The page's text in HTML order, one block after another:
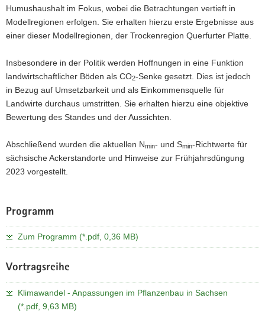
Humushaushalt im Fokus, wobei die Betrachtungen vertieft in
Modellregionen erfolgen. Sie erhalten hierzu erste Ergebnisse aus
einer dieser Modellregionen, der Trockenregion Querfurter Platte.
Insbesondere in der Politik werden Hoffnungen in eine Funktion
landwirtschaftlicher Böden als CO2-Senke gesetzt. Dies ist jedoch
in Bezug auf Umsetzbarkeit und als Einkommensquelle für
Landwirte durchaus umstritten. Sie erhalten hierzu eine objektive
Bewertung des Standes und der Aussichten.
Abschließend wurden die aktuellen Nmin- und Smin-Richtwerte für
sächsische Ackerstandorte und Hinweise zur Frühjahrsdüngung
2023 vorgestellt.
Programm
Zum Programm (*.pdf, 0,36 MB)
Vortragsreihe
Klimawandel - Anpassungen im Pflanzenbau in Sachsen
(*.pdf, 9,63 MB)